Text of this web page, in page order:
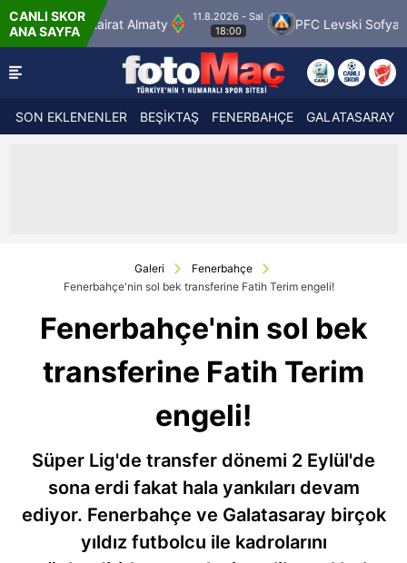
CANLI SKOR
ANA SAYFA
Almaty
11.8.2026 - Sal
18:00
PFC Levski Sofya Sabah Masazir
SON EKLENENLER BEŞİKTAŞ FENERBAHÇE GALATASARAY
Galeri
Fenerbahçe
Fenerbahçe'nin sol bek transferine Fatih Terim engeli!
Fenerbahçe'nin sol bek
transferine Fatih Terim
engeli!
Süper Lig'de transfer dönemi 2 Eylül'de
sona erdi fakat hala yankıları devam
ediyor. Fenerbahçe ve Galatasaray birçok
yıldız futbolcu ile kadrolarını